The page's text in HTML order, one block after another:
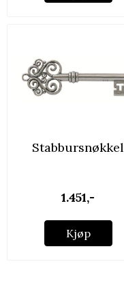
Stabbursnøkkel
1.451,-
Kjøp